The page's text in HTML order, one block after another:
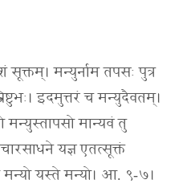
सूक्तम्। मन्युर्नाम तपसः पुत्र
इदमुत्तरं च मन्युदैवतम्।
मन्युस्तापसो मान्यवं तु
यज्ञ एतत्सूक्तं
मन्यो यस्ते मन्यो। आ. ९-७।